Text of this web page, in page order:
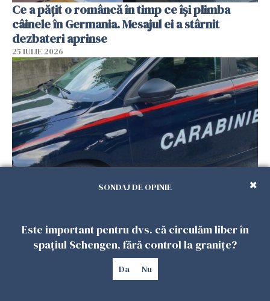
Ce a pățit o româncă în timp ce își plimba
câinele în Germania. Mesajul ei a stârnit
dezbateri aprinse
25 IULIE 2026
au dat alarma
25 IULIE 2026
SONDAJ DE OPINIE
Este important pentru dvs. că circulăm liber în
spațiul Schengen, fără control la granițe?
Da Nu